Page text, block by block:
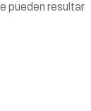
pueden resultar